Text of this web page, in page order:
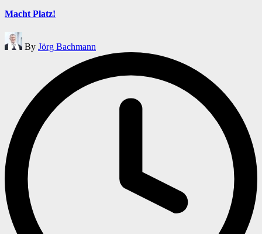
Macht Platz!
Posted
by
By Jörg Bachmann